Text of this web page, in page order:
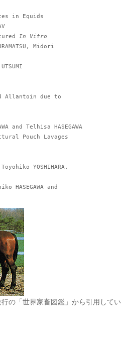
In Vitro
の「世界家畜図鑑」から引用してい